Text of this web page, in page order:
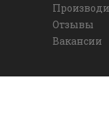
Отзывы
Вакансии